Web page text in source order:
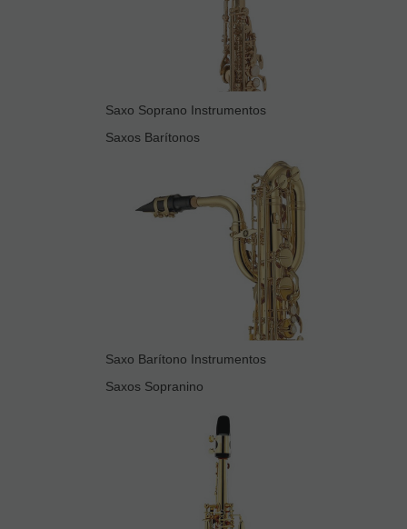
Saxo Soprano Instrumentos
Saxos Barítonos
Saxo Barítono Instrumentos
Saxos Sopranino